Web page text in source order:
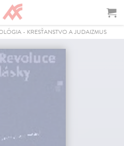
- KRESŤANSTVO A JUDAIZMUS